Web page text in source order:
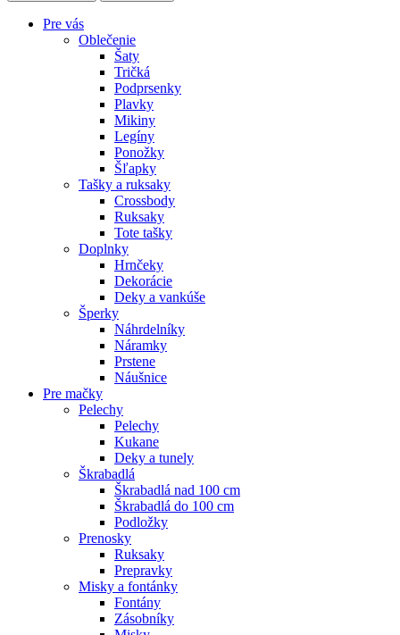
Pre vás
Oblečenie
Šaty
Tričká
Podprsenky
Plavky
Mikiny
Legíny
Ponožky
Šľapky
Tašky a ruksaky
Crossbody
Ruksaky
Tote tašky
Doplnky
Hrnčeky
Dekorácie
Deky a vankúše
Šperky
Náhrdelníky
Náramky
Prstene
Náušnice
Pre mačky
Pelechy
Pelechy
Kukane
Deky a tunely
Škrabadlá
Škrabadlá nad 100 cm
Škrabadlá do 100 cm
Podložky
Prenosky
Ruksaky
Prepravky
Misky a fontánky
Fontány
Zásobníky